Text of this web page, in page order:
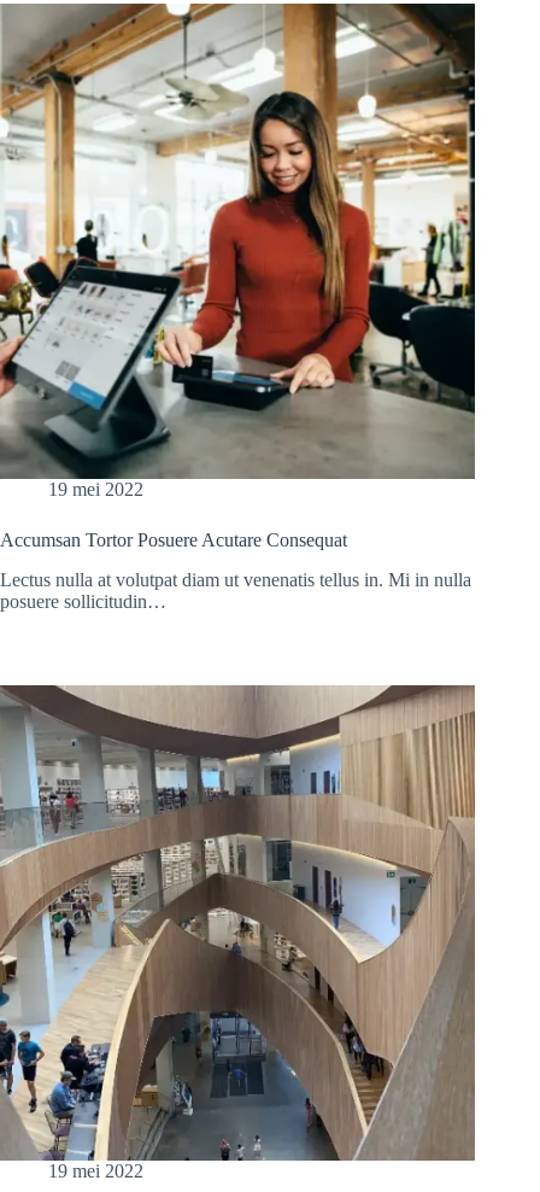
19 mei 2022
Accumsan Tortor Posuere Acutare Consequat
Lectus nulla at volutpat diam ut venenatis tellus in. Mi in nulla
posuere sollicitudin…
19 mei 2022